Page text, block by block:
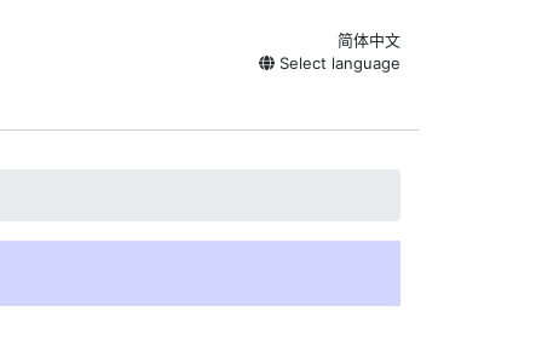
简体中文
Select language